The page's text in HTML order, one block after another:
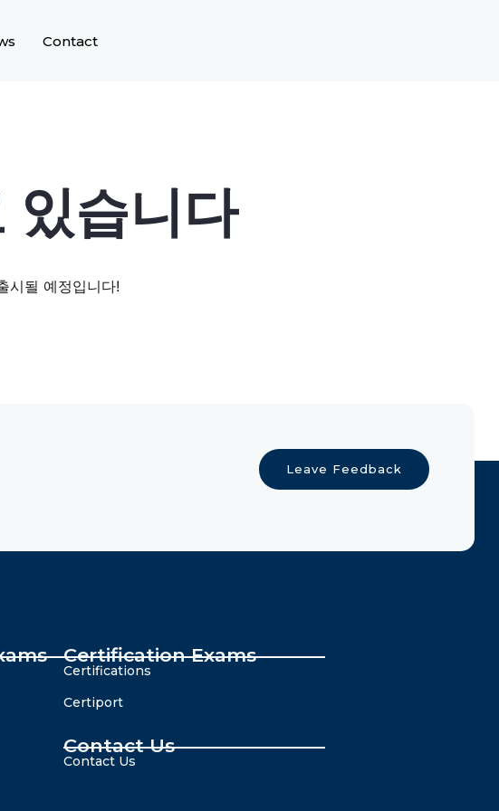
Contact
있습니다
시될 예정입니다!
Leave Feedback
Certification Exams
Certifications
Certiport
Contact Us
Contact Us